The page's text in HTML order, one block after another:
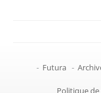
- Futura -
Politique